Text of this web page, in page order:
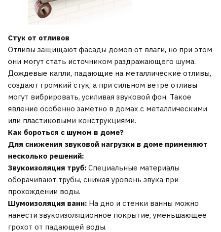
Стук от отливов
Отливы защищают фасады домов от влаги, но при этом
они могут стать источником раздражающего шума.
Дождевые капли, падающие на металлические отливы,
создают громкий стук, а при сильном ветре отливы
могут вибрировать, усиливая звуковой фон. Такое
явление особенно заметно в домах с металлическими
или пластиковыми конструкциями.
Как бороться с шумом в доме?
Для снижения звуковой нагрузки в доме применяют
несколько решений:
Звукоизоляция труб: Специальные материалы
оборачивают трубы, снижая уровень звука при
прохождении воды.
Шумоизоляция ванн: На дно и стенки ванны можно
нанести звукоизоляционное покрытие, уменьшающее
грохот от падающей воды.